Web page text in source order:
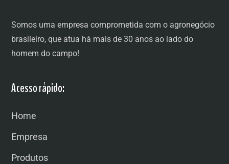
Somos uma empresa comprometida com o agronegócio
brasileiro, que atua há mais de 30 anos ao lado do
homem do campo!
Acesso rápido:
Home
Empresa
Produtos